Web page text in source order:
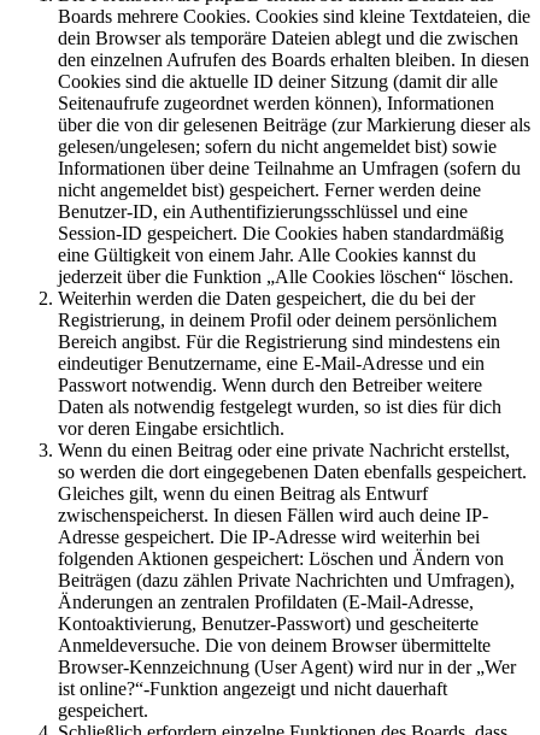
Boards mehrere Cookies. Cookies sind kleine Textdateien, die
dein Browser als temporäre Dateien ablegt und die zwischen
den einzelnen Aufrufen des Boards erhalten bleiben. In diesen
Cookies sind die aktuelle ID deiner Sitzung (damit dir alle
Seitenaufrufe zugeordnet werden können), Informationen
über die von dir gelesenen Beiträge (zur Markierung dieser als
gelesen/ungelesen; sofern du nicht angemeldet bist) sowie
Informationen über deine Teilnahme an Umfragen (sofern du
nicht angemeldet bist) gespeichert. Ferner werden deine
Benutzer-ID, ein Authentifizierungsschlüssel und eine
Session-ID gespeichert. Die Cookies haben standardmäßig
eine Gültigkeit von einem Jahr. Alle Cookies kannst du
jederzeit über die Funktion „Alle Cookies löschen“ löschen.
Weiterhin werden die Daten gespeichert, die du bei der
Registrierung, in deinem Profil oder deinem persönlichem
Bereich angibst. Für die Registrierung sind mindestens ein
eindeutiger Benutzername, eine E-Mail-Adresse und ein
Passwort notwendig. Wenn durch den Betreiber weitere
Daten als notwendig festgelegt wurden, so ist dies für dich
vor deren Eingabe ersichtlich.
Wenn du einen Beitrag oder eine private Nachricht erstellst,
so werden die dort eingegebenen Daten ebenfalls gespeichert.
Gleiches gilt, wenn du einen Beitrag als Entwurf
zwischenspeicherst. In diesen Fällen wird auch deine IP-
Adresse gespeichert. Die IP-Adresse wird weiterhin bei
folgenden Aktionen gespeichert: Löschen und Ändern von
Beiträgen (dazu zählen Private Nachrichten und Umfragen),
Änderungen an zentralen Profildaten (E-Mail-Adresse,
Kontoaktivierung, Benutzer-Passwort) und gescheiterte
Anmeldeversuche. Die von deinem Browser übermittelte
Browser-Kennzeichnung (User Agent) wird nur in der „Wer
ist online?“-Funktion angezeigt und nicht dauerhaft
gespeichert.